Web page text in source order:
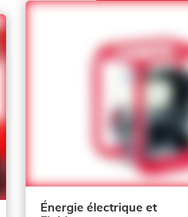
Énergie électrique et